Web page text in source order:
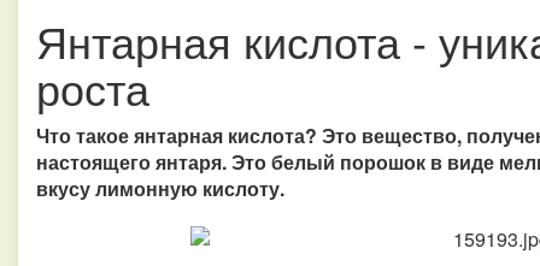
Янтарная кислота -
роста
Что такое янтарная кислота? Это вещество,
настоящего янтаря. Это белый порошок в виде
вкусу лимонную кислоту.